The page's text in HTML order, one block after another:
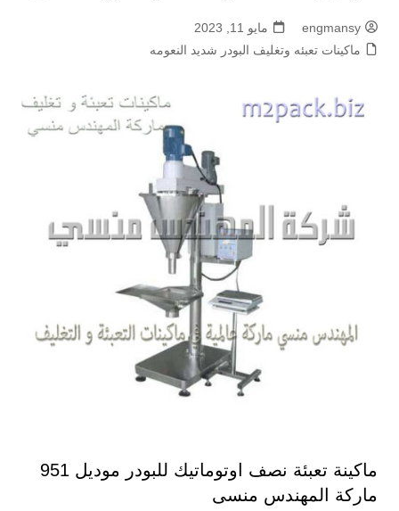
engmansy
مايو 11, 2023
ماكينات تعبئه وتغليف البودر شديد النعومه
ماكينة تعبئة نصف اوتوماتيك للبودر موديل 951
ماركة المهندس منسى